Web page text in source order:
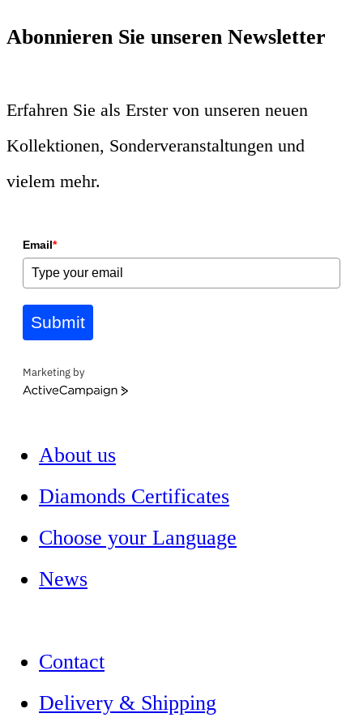
Abonnieren Sie unseren Newsletter
Erfahren Sie als Erster von unseren neuen
Kollektionen, Sonderveranstaltungen und
vielem mehr.
Email*
Submit
Marketing by
ActiveCampaign
About us
Diamonds Certificates
Choose your Language
News
Contact
Delivery & Shipping